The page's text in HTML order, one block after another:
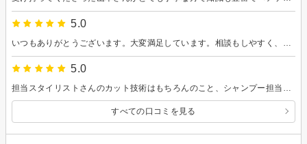
5.0
5.0
すべての口コミを見る